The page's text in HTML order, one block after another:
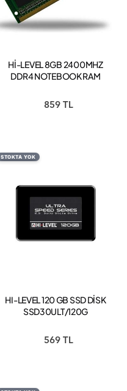
Hİ-LEVEL 8GB 2400MHZ
DDR4 NOTEBOOK RAM
859 TL
STOKTA YOK
HI-LEVEL 120 GB SSD DİSK
SSD30ULT/120G
569 TL